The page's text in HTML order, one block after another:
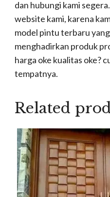
dan hubungi kami
website kami, karena
model pintu terbaru
menghadirkan produk
harga oke kualitas oke?
tempatnya.
Related